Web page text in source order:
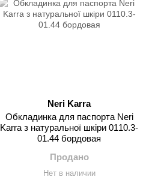
Neri Karra
Обкладинка для паспорта Neri
Karra з натуральної шкіри 0110.3-
01.44 бордовая
Продано
Нет в наличии